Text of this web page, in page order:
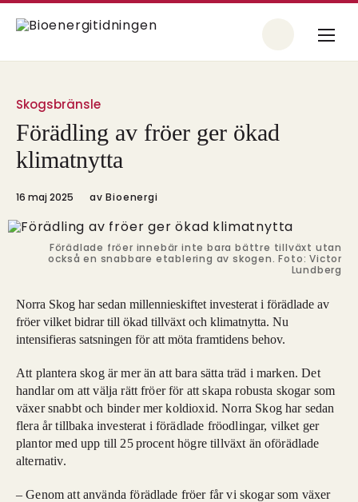
Skogsbränsle
Förädling av fröer ger ökad
klimatnytta
16 maj 2025 av Bioenergi
Förädlade fröer innebär inte bara bättre tillväxt utan
också en snabbare etablering av skogen. Foto: Victor
Lundberg
Norra Skog har sedan millennieskiftet investerat i förädlade av
fröer vilket bidrar till ökad tillväxt och klimatnytta. Nu
intensifieras satsningen för att möta framtidens behov.
Att plantera skog är mer än att bara sätta träd i marken. Det
handlar om att välja rätt fröer för att skapa robusta skogar som
växer snabbt och binder mer koldioxid. Norra Skog har sedan
flera år tillbaka investerat i förädlade fröodlingar, vilket ger
plantor med upp till 25 procent högre tillväxt än oförädlade
alternativ.
– Genom att använda förädlade fröer får vi skogar som växer